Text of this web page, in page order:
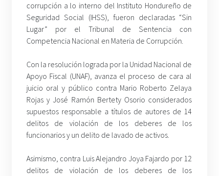
corrupción a lo interno del Instituto Hondureño de
Seguridad Social (IHSS), fueron declaradas “Sin
Lugar” por el Tribunal de Sentencia con
Competencia Nacional en Materia de Corrupción.
Con la resolución lograda por la Unidad Nacional de
Apoyo Fiscal (UNAF), avanza el proceso de cara al
juicio oral y público contra Mario Roberto Zelaya
Rojas y José Ramón Bertety Osorio considerados
supuestos responsable a títulos de autores de 14
delitos de violación de los deberes de los
funcionarios y un delito de lavado de activos.
Asimismo, contra Luis Alejandro Joya Fajardo por 12
delitos de violación de los deberes de los